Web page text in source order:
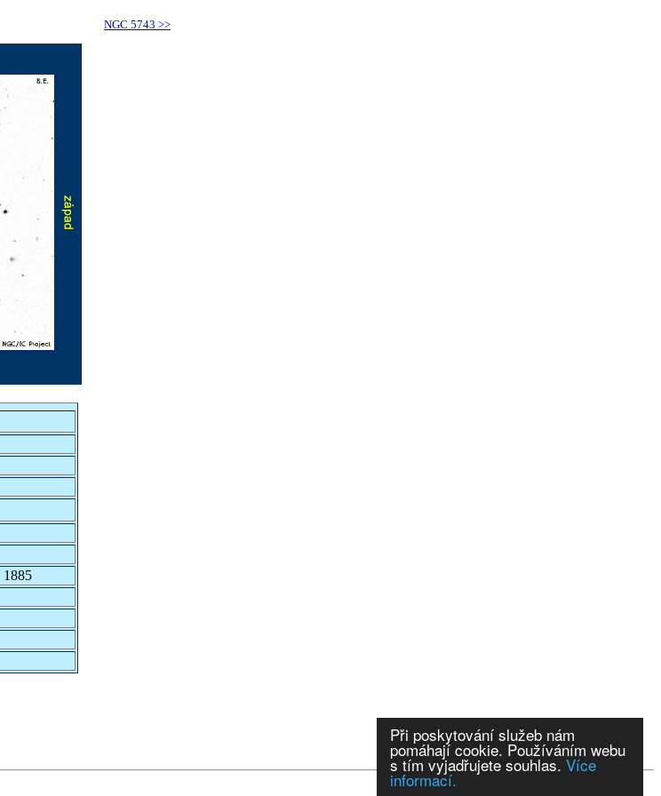
Při poskytování služeb nám
pomáhají cookie. Používáním webu
s tím vyjadřujete souhlas. Více
informací.
NGC 5743 >>
1885